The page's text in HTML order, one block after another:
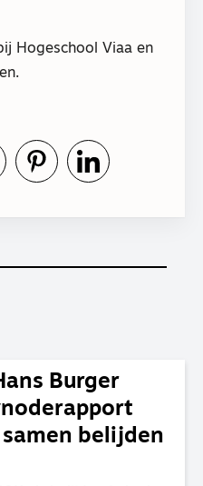
Hogeschool Viaa en
Burger
samen belijden